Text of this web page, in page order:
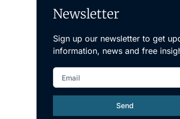
Newsletter
Sign up our newsletter to get
information, news and free
Send